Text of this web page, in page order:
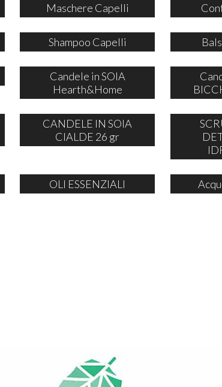
Maschere Capelli
Shampoo Capelli
Candele in SOIA
Hearth&Home
CANDELE IN SOIA
CIALDE 26 gr
OLI ESSENZIALI